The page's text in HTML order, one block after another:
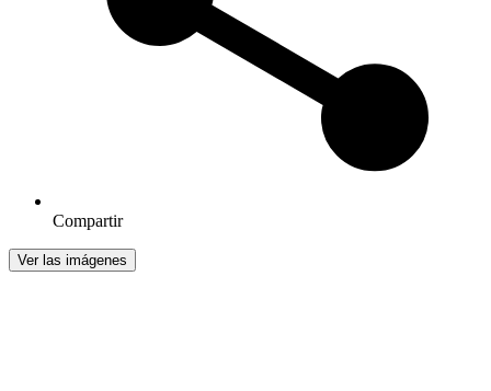
Compartir
Ver las imágenes